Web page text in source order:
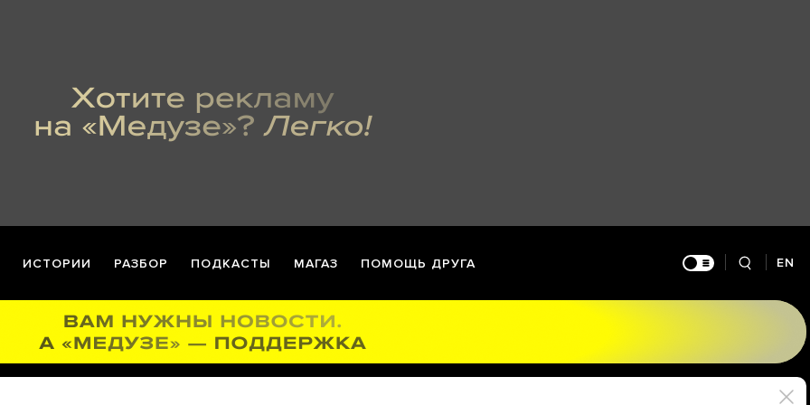
ИСТОРИИ РАЗБОР ПОДКАСТЫ МАГАЗ ПОМОЩЬ ДРУГА EN